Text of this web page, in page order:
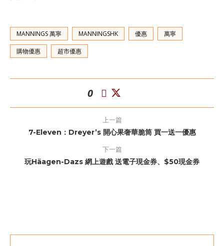
MANNINGS 萬寧 MANNINGSHK 優惠 萬寧
購物優惠 超市優惠
0
上一篇
7-Eleven：Dreyer’s 開心果奢華脆筒 買一送一優惠
下一篇
玩Häagen-Dazs 網上遊戲 送電子現金券、$50現金券